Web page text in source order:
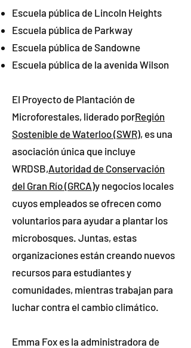
Escuela pública de Lincoln Heights
Escuela pública de Parkway
Escuela pública de Sandowne
Escuela pública de la avenida Wilson
El Proyecto de Plantación de
Microforestales, liderado porRegión
Sostenible de Waterloo (SWR), es una
asociación única que incluye
WRDSB,Autoridad de Conservación
del Gran Río (GRCA)y negocios locales
cuyos empleados se ofrecen como
voluntarios para ayudar a plantar los
microbosques. Juntas, estas
organizaciones están creando nuevos
recursos para estudiantes y
comunidades, mientras trabajan para
luchar contra el cambio climático.
Emma Fox es la administradora de